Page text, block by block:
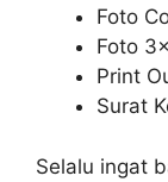
Foto
Foto
Print
Surat
Selalu ingat